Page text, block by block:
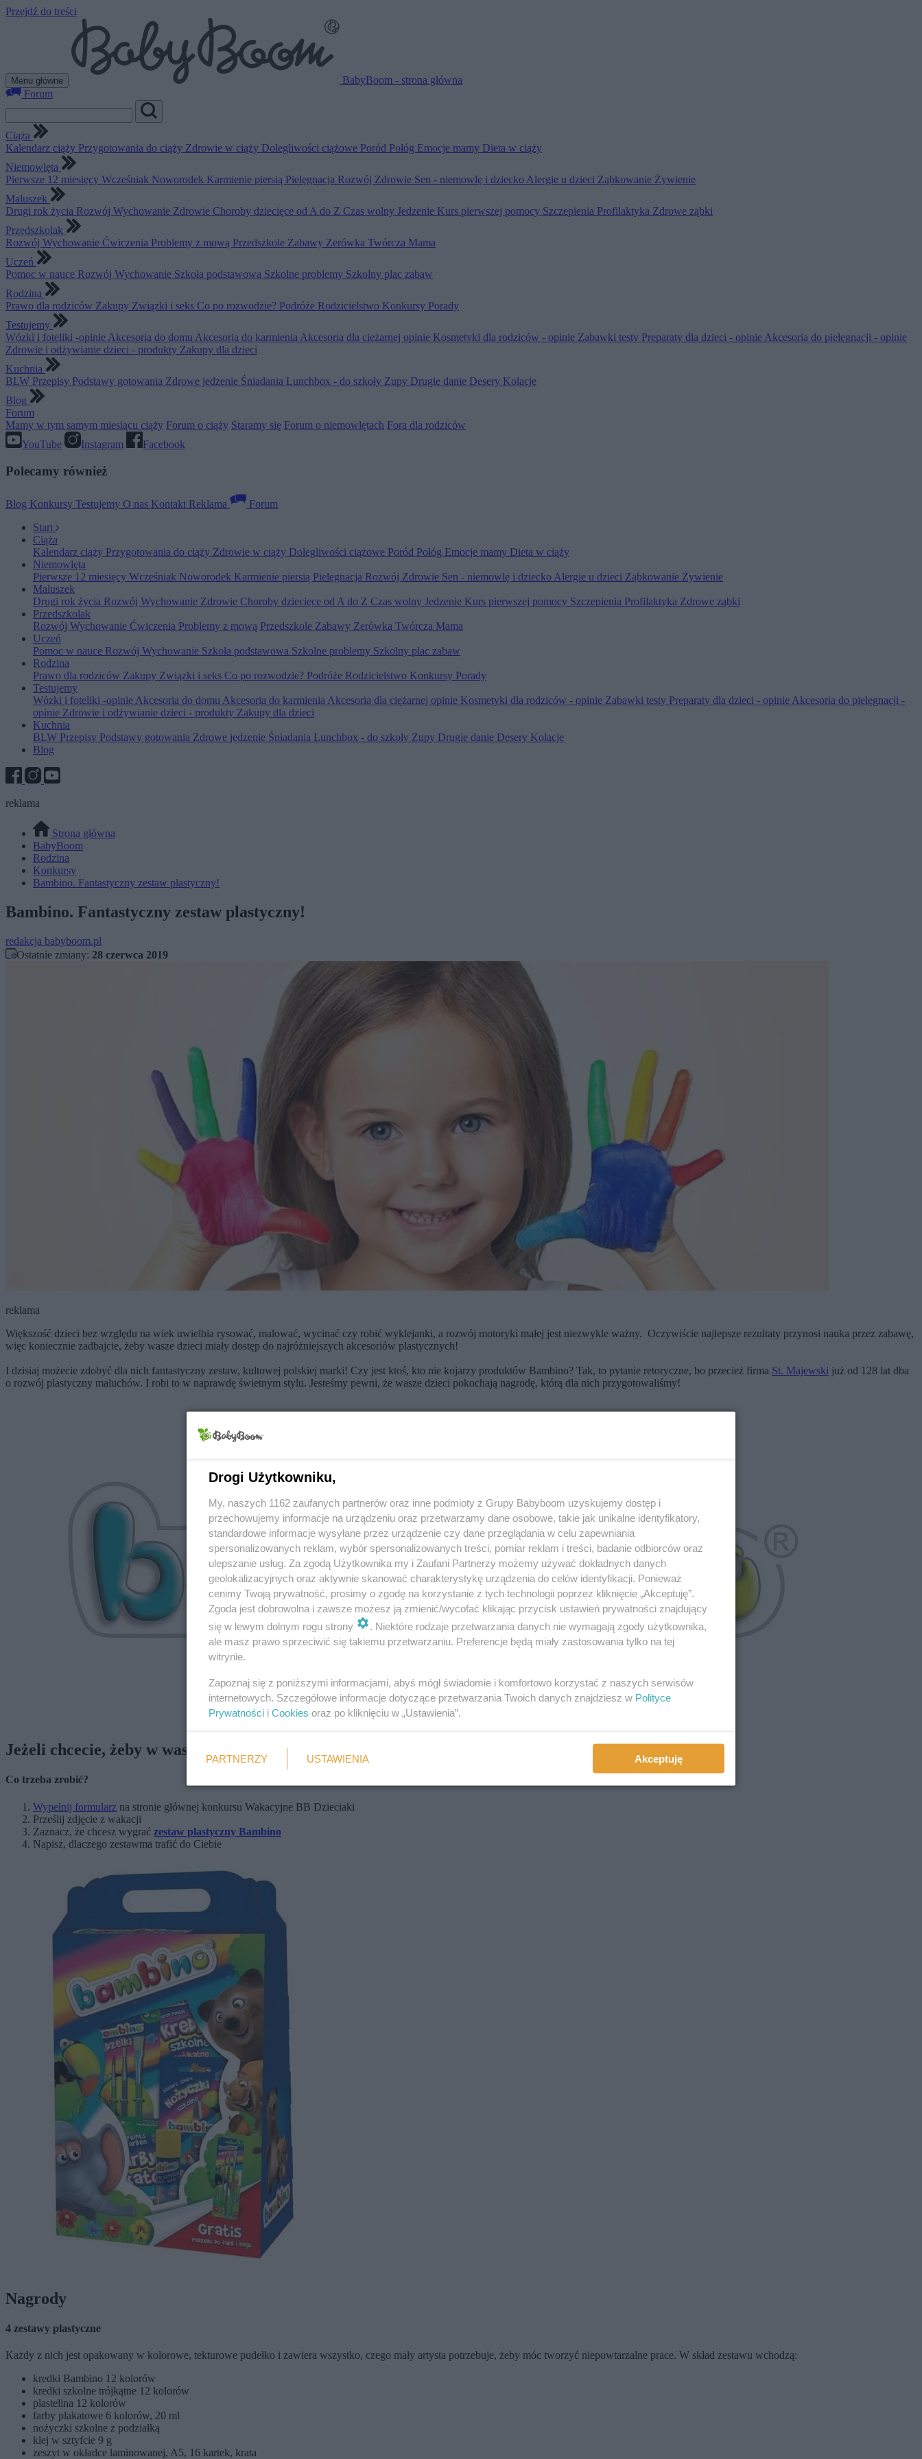
Przejdź do treści
Menu główne
BabyBoom - strona główna
Forum
Ciąża
Kalendarz ciąży Przygotowania do ciąży Zdrowie w ciąży Dolegliwości ciążowe Poród Połóg Emocje mamy Dieta w ciąży
Niemowlęta
Pierwsze 12 miesięcy Wcześniak Noworodek Karmienie piersią Pielęgnacja Rozwój Zdrowie Sen - niemowlę i dziecko Alergie u dzieci Ząbkowanie Żywienie
Maluszek
Drugi rok życia Rozwój Wychowanie Zdrowie Choroby dziecięce od A do Z Czas wolny Jedzenie Kurs pierwszej pomocy Szczepienia Profilaktyka Zdrowe ząbki
Przedszkolak
Rozwój Wychowanie Ćwiczenia Problemy z mową Przedszkole Zabawy Zerówka Twórcza Mama
Uczeń
Pomoc w nauce Rozwój Wychowanie Szkoła podstawowa Szkolne problemy Szkolny plac zabaw
Rodzina
Prawo dla rodziców Zakupy Związki i seks Co po rozwodzie? Podróże Rodzicielstwo Konkursy Porady
Testujemy
Wózki i foteliki -opinie Akcesoria do domu Akcesoria do karmienia Akcesoria dla ciężarnej opinie Kosmetyki dla rodziców - opinie Zabawki testy Preparaty dla dzieci - opinie Akcesoria do pielęgnacji - opinie
Zdrowie i odżywianie dzieci - produkty Zakupy dla dzieci
Kuchnia
BLW Przepisy Podstawy gotowania Zdrowe jedzenie Śniadania Lunchbox - do szkoły Zupy Drugie danie Desery Kolacje
Blog
Forum
Mamy w tym samym miesiącu ciąży Forum o ciąży Staramy się Forum o niemowlętach Fora dla rodziców
YouTube
Instagram Facebook
Polecamy również
Blog Konkursy Testujemy O nas Kontakt Reklama
Forum
Start
Ciąża
Kalendarz ciąży Przygotowania do ciąży Zdrowie w ciąży Dolegliwości ciążowe Poród Połóg Emocje mamy Dieta w ciąży
Niemowlęta
Pierwsze 12 miesięcy Wcześniak Noworodek Karmienie piersią Pielęgnacja Rozwój Zdrowie Sen - niemowlę i dziecko Alergie u dzieci Ząbkowanie Żywienie
Maluszek
Drugi rok życia Rozwój Wychowanie Zdrowie Choroby dziecięce od A do Z Czas wolny Jedzenie Kurs pierwszej pomocy Szczepienia Profilaktyka Zdrowe ząbki
Przedszkolak
Rozwój Wychowanie Ćwiczenia Problemy z mową Przedszkole Zabawy Zerówka Twórcza Mama
Uczeń
Pomoc w nauce Rozwój Wychowanie Szkoła podstawowa Szkolne problemy Szkolny plac zabaw
Rodzina
Prawo dla rodziców Zakupy Związki i seks Co po rozwodzie? Podróże Rodzicielstwo Konkursy Porady
Testujemy
Wózki i foteliki -opinieAkcesoria do domu Akcesoria do karmieniaAkcesoria dla ciężarnej opinie Kosmetyki dla rodziców - opinie Zabawki testy Preparaty dla dzieci - opinieAkcesoria do pielęgnacji -
opinie Zdrowie i odżywianie dzieci - produkty Zakupy dla dzieci
Kuchnia
BLW Przepisy Podstawy gotowania Zdrowe jedzenie Śniadania Lunchbox - do szkoły Zupy Drugie danie Desery Kolacje
Blog
reklama
Strona główna
BabyBoom
Rodzina
Konkursy
Bambino. Fantastyczny zestaw plastyczny!
Bambino. Fantastyczny zestaw plastyczny!
redakcja babyboom.pl
Ostatnie zmiany: 28 czerwca 2019
reklama
Większość dzieci bez względu na wiek uwielbia rysować, malować, wycinać czy robić wyklejanki, a rozwój motoryki małej jest niezwykle ważny. Oczywiście najlepsze rezultaty przynosi nauka przez zabawę,
więc koniecznie zadbajcie, żeby wasze dzieci miały dostęp do najróżniejszych akcesoriów plastycznych!
I dzisiaj możecie zdobyć dla nich fantastyczny zestaw, kultowej polskiej marki! Czy jest ktoś, kto nie kojarzy produktów Bambino? Tak, to pytanie retoryczne, bo przecież firma St. Majewski już od 128 lat dba
o rozwój plastyczny maluchów. I robi to w naprawdę świetnym stylu. Jesteśmy pewni, że wasze dzieci pokochają nagrodę, którą dla nich przygotowaliśmy!
Jeżeli chcecie, żeby w wasze ręce trafił jeden z 4 fantastycznych zestawów - weźcie udział w konkursie!
Co trzeba zrobić?
Wypełnij formularz na stronie głównej konkursu Wakacyjne BB Dzieciaki
Prześlij zdjęcie z wakacji
Zaznacz, że chcesz wygrać zestaw plastyczny Bambino
Napisz, dlaczego zestawma trafić do Ciebie
Nagrody
4 zestawy plastyczne
Każdy z nich jest opakowany w kolorowe, tekturowe pudełko i zawiera wszystko, czego mały artysta potrzebuje, żeby móc tworzyć niepowtarzalne prace. W skład zestawu wchodzą:
kredki Bambino 12 kolorów
kredki szkolne trójkątne 12 kolorów
plastelina 12 kolorów
farby plakatowe 6 kolorów, 20 ml
nożyczki szkolne z podziałką
klej w sztyfcie 9 g
zeszyt w okładce laminowanej, A5, 16 kartek, krata
Drogi Użytkowniku,
My, naszych 1162 zaufanych partnerów oraz inne podmioty z Grupy Babyboom uzyskujemy dostęp i
przechowujemy informacje na urządzeniu oraz przetwarzamy dane osobowe, takie jak unikalne identyfikatory,
standardowe informacje wysyłane przez urządzenie czy dane przeglądania w celu zapewniania
spersonalizowanych reklam, wybór spersonalizowanych treści, pomiar reklam i treści, badanie odbiorców oraz
ulepszanie usług. Za zgodą Użytkownika my i Zaufani Partnerzy możemy używać dokładnych danych
geolokalizacyjnych oraz aktywnie skanować charakterystykę urządzenia do celów identyfikacji. Ponieważ
cenimy Twoją prywatność, prosimy o zgodę na korzystanie z tych technologii poprzez kliknięcie „Akceptuję”.
Zgoda jest dobrowolna i zawsze możesz ją zmienić/wycofać klikając przycisk ustawień prywatności znajdujący
się w lewym dolnym rogu strony
. Niektóre rodzaje przetwarzania danych nie wymagają zgody użytkownika,
ale masz prawo sprzeciwić się takiemu przetwarzaniu. Preferencje będą miały zastosowania tylko na tej
witrynie.
Zapoznaj się z poniższymi informacjami, abyś mógł świadomie i komfortowo korzystać z naszych serwisów
internetowych. Szczegółowe informacje dotyczące przetwarzania Twoich danych znajdziesz w Polityce
Prywatności i Cookies oraz po kliknięciu w „Ustawienia”.
PARTNERZY USTAWIENIA Akceptuję